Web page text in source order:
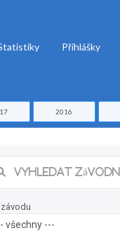
Přihlášky
2016